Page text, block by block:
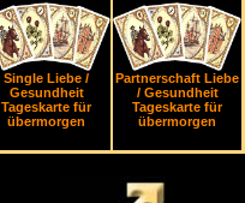
Single Liebe /
Gesundheit
Tageskarte für
übermorgen
Partnerschaft Liebe
/ Gesundheit
Tageskarte für
übermorgen